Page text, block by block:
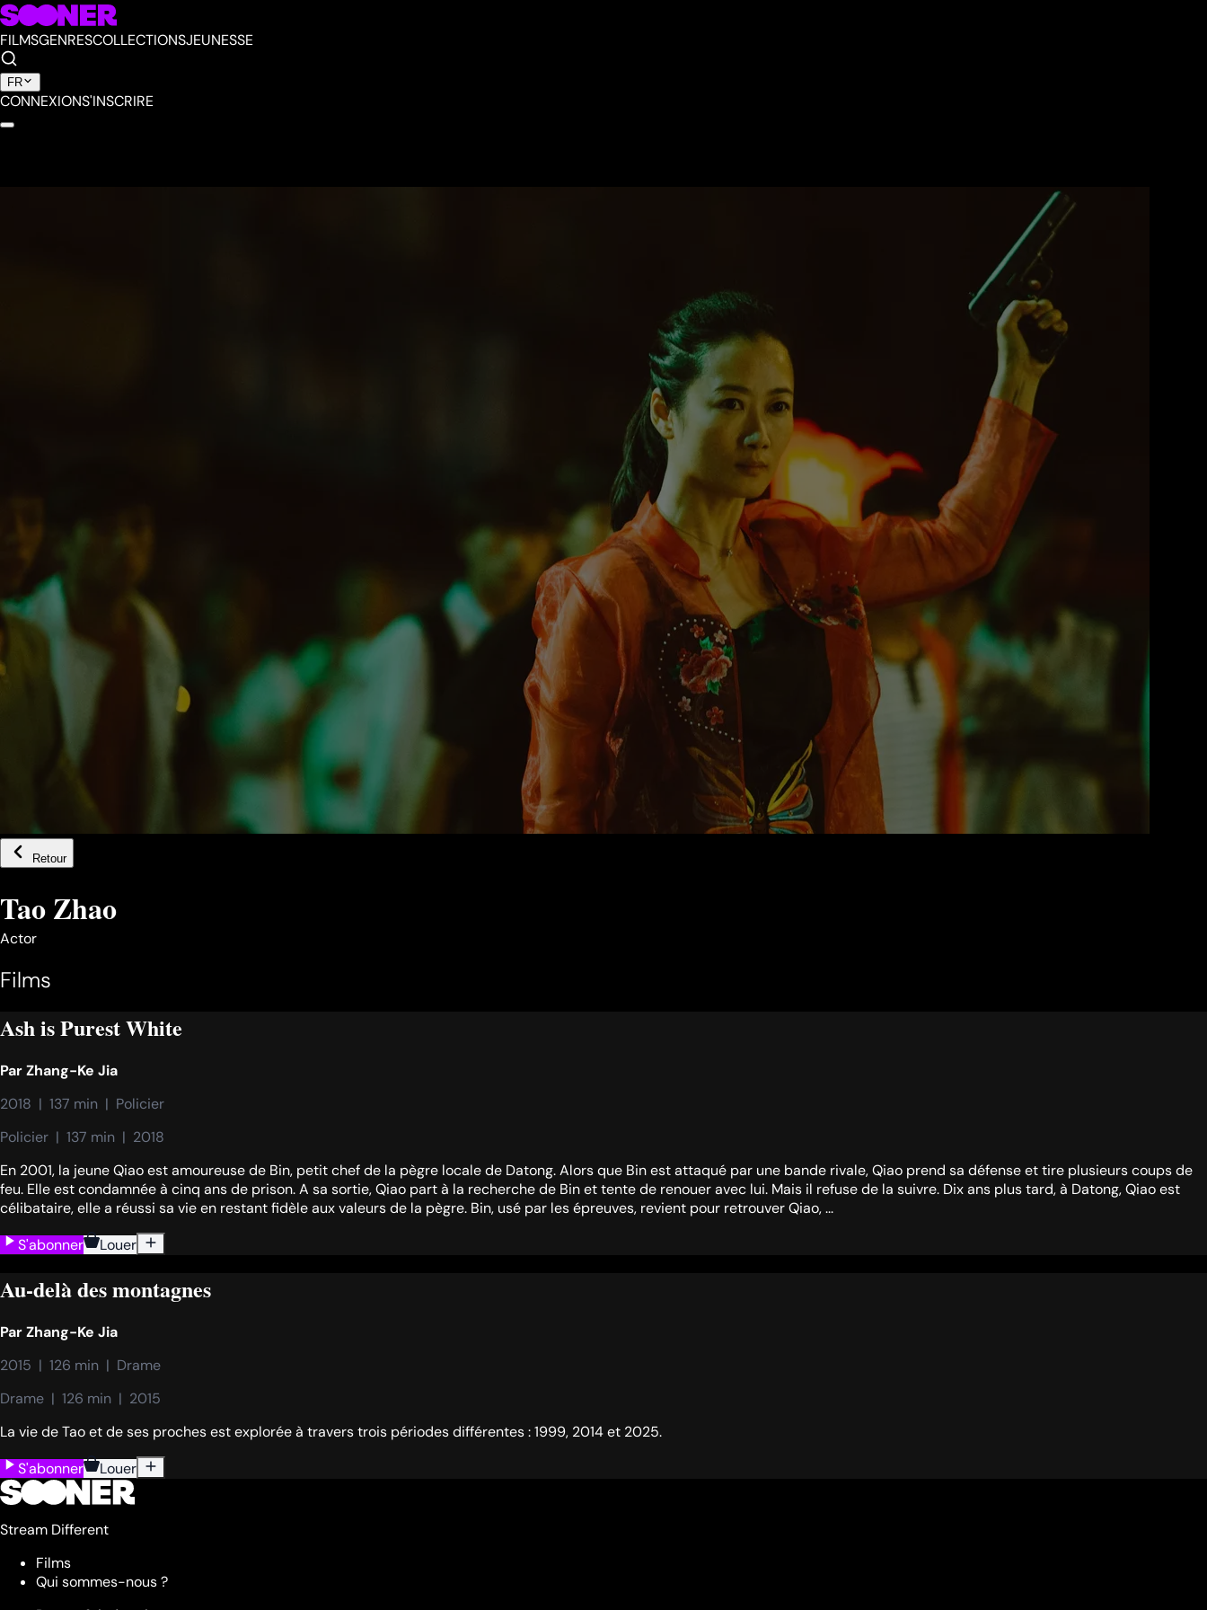
FILMSGENRESCOLLECTIONSJEUNESSE
FR
CONNEXIONS'INSCRIRE
Retour
Tao Zhao
Actor
Films
Ash is Purest White
ParZhang-Ke Jia
2018  |  137 min  |  Policier
Policier  |  137 min  |  2018
En 2001, la jeune Qiao est amoureuse de Bin, petit chef de la pègre locale de Datong. Alors que Bin est attaqué par une bande rivale, Qiao prend sa défense et tire plusieurs coups de
feu. Elle est condamnée à cinq ans de prison. A sa sortie, Qiao part à la recherche de Bin et tente de renouer avec lui. Mais il refuse de la suivre. Dix ans plus tard, à Datong, Qiao est
célibataire, elle a réussi sa vie en restant fidèle aux valeurs de la pègre. Bin, usé par les épreuves, revient pour retrouver Qiao, ...
S'abonner
Louer
Au-delà des montagnes
ParZhang-Ke Jia
2015  |  126 min  |  Drame
Drame  |  126 min  |  2015
La vie de Tao et de ses proches est explorée à travers trois périodes différentes : 1999, 2014 et 2025.
S'abonner
Louer
Stream Different
Films
Qui sommes-nous ?